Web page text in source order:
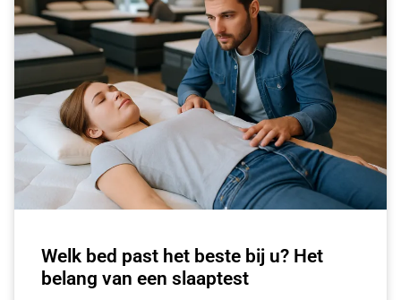
Welk bed past het beste bij u? Het
belang van een slaaptest